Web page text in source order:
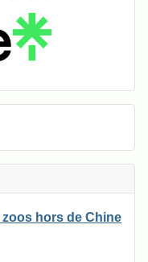
zoos hors de Chine